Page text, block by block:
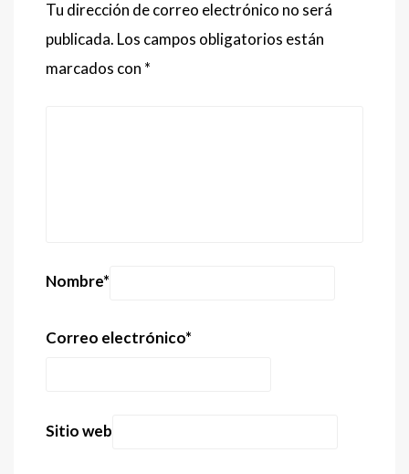
Tu dirección de correo electrónico no será
publicada. Los campos obligatorios están
marcados con *
Nombre*
Correo electrónico*
Sitio web